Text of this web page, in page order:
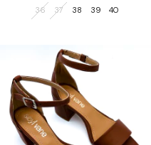
36
37 38 39 40